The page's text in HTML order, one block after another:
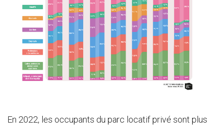
En 2022, les occupants du parc locatif privé sont plus